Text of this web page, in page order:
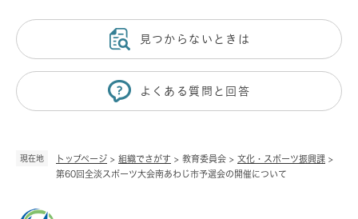
現在地 トップページ > 組織でさがす > 教育委員会 > 文化・スポーツ振興課 >
第60回全淡スポーツ大会南あわじ市予選会の開催について
見つからないときは
よくある質問と回答